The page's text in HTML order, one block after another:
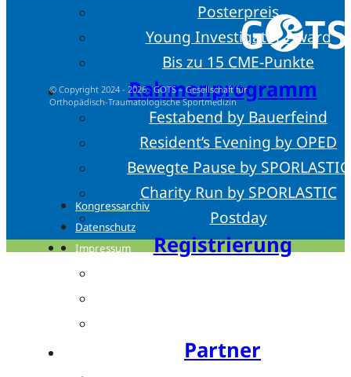
Posterpreis
Young Investigator Award
Bis zu 15 CME-Punkte
Rahmenprogramm
Festabend by Bauerfeind
Resident’s Evening by OPED
Bewegte Pause by SPORLASTIC
Charity Run by SPORLASTIC
Postday
Registrierung
Partner
© Copyright 2024 - 2026 · GOTS – Gesellschaft für
Orthopädisch-Traumatologische Sportmedizin
Kongressarchiv
Datenschutz
Impressum